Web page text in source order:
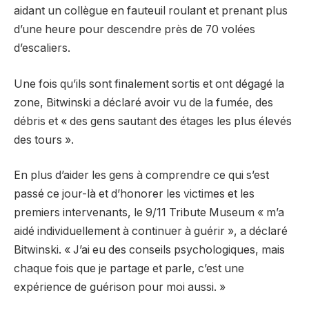
aidant un collègue en fauteuil roulant et prenant plus
d’une heure pour descendre près de 70 volées
d’escaliers.
Une fois qu’ils sont finalement sortis et ont dégagé la
zone, Bitwinski a déclaré avoir vu de la fumée, des
débris et « des gens sautant des étages les plus élevés
des tours ».
En plus d’aider les gens à comprendre ce qui s’est
passé ce jour-là et d’honorer les victimes et les
premiers intervenants, le 9/11 Tribute Museum « m’a
aidé individuellement à continuer à guérir », a déclaré
Bitwinski. « J’ai eu des conseils psychologiques, mais
chaque fois que je partage et parle, c’est une
expérience de guérison pour moi aussi. »